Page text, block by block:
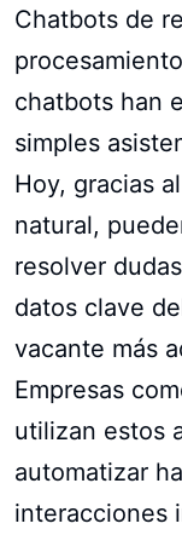
Chatbots de
chatbots han
simples
Hoy, gracias
natural,
resolver
datos clave
vacante más
Empresas
utilizan estos
automatizar
interacciones